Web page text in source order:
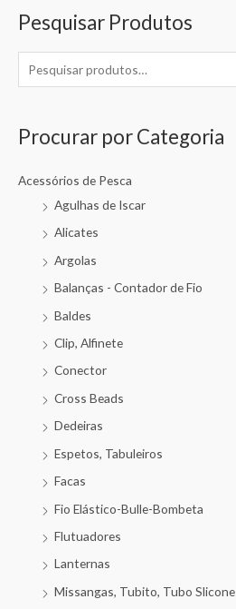
Pesquisar Produtos
Procurar por Categoria
Acessórios de Pesca
Agulhas de Iscar
Alicates
Argolas
Balanças - Contador de Fio
Baldes
Clip, Alfinete
Conector
Cross Beads
Dedeiras
Espetos, Tabuleiros
Facas
Fio Elástico-Bulle-Bombeta
Flutuadores
Lanternas
Missangas, Tubito, Tubo Slicone